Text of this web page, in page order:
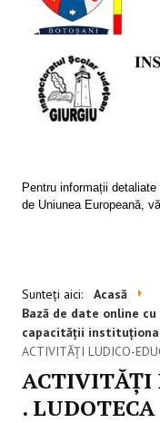
CONTACT
Pentru informații
de Uniunea Europeană,
Sunteți aici:
Acasă
Bază de date online
capacității
ACTIVITĂȚI LUDICO-
ACTIVITĂȚI
. LUDOTECA